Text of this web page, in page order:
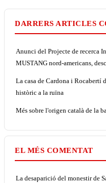
DARRERS ARTICLES
Anunci del Projecte de recerca
MUSTANG nord-americans,
La casa de Cardona i Rocabertí
històric a la ruïna
Més sobre l'origen català de la
EL MÉS COMENTAT
La desaparició del monestir de